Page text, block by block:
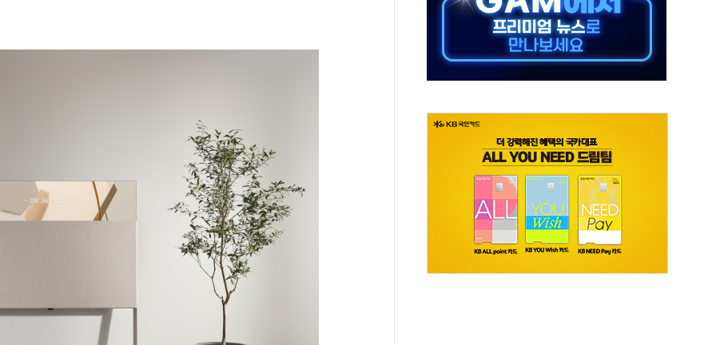
경북도 '재해 예방 최상위 프로젝트' 자연재해저감 종합계획 수립 착수